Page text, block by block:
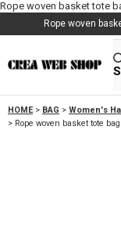
Rope woven basket tote
Rope woven
HOME > BAG > Women's
> Rope woven basket tote